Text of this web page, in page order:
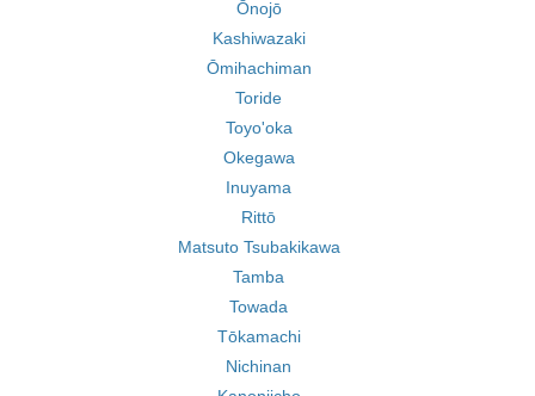
Ōnojō
Kashiwazaki
Ōmihachiman
Toride
Toyo'oka
Okegawa
Inuyama
Rittō
Matsuto Tsubakikawa
Tamba
Towada
Tōkamachi
Nichinan